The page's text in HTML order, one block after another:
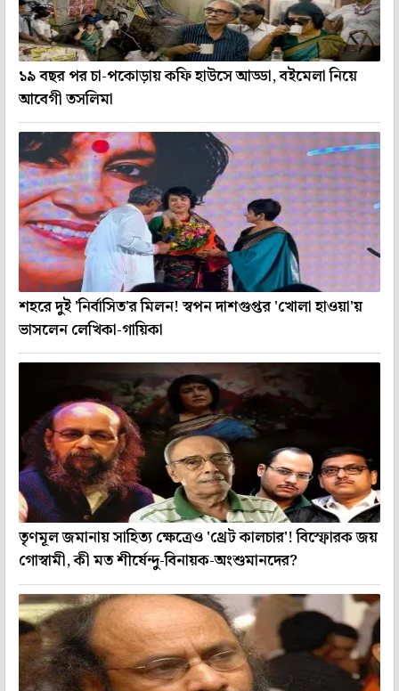
১৯ বছর পর চা-পকোড়ায় কফি হাউসে আড্ডা, বইমেলা নিয়ে
আবেগী তসলিমা
শহরে দুই 'নির্বাসিত'র মিলন! স্বপন দাশগুপ্তর 'খোলা হাওয়া'য়
ভাসলেন লেখিকা-গায়িকা
তৃণমূল জমানায় সাহিত্য ক্ষেত্রেও 'থ্রেট কালচার'! বিস্ফোরক জয়
গোস্বামী, কী মত শীর্ষেন্দু-বিনায়ক-অংশুমানদের?